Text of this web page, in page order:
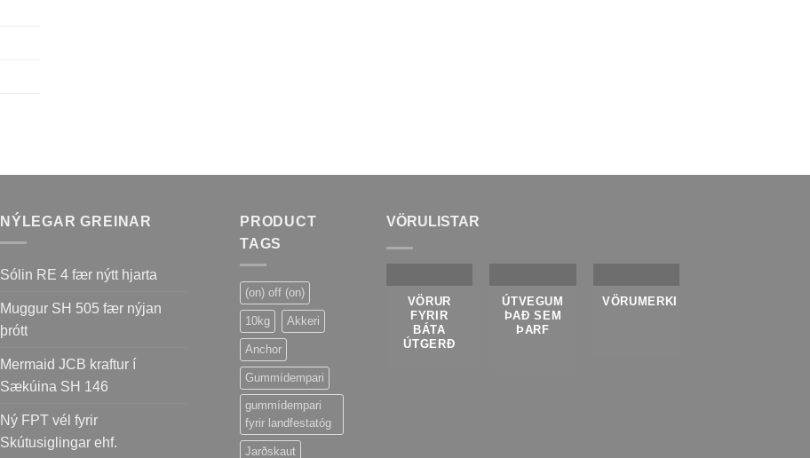
NÝLEGAR GREINAR
Sólin RE 4 fær nýtt hjarta
Muggur SH 505 fær nýjan
þrótt
Mermaid JCB kraftur í
Sækúina SH 146
Ný FPT vél fyrir
Skútusiglingar ehf.
PRODUCT
TAGS
(on) off (on)
10kg Akkeri
Anchor
Gummídempari
gummídempari
fyrir landfestatóg
Jarðskaut
VÖRULISTAR
VÖRUR
FYRIR
BÁTA
ÚTGERÐ
ÚTVEGUM
ÞAÐ SEM
ÞARF
VÖRUMERKI